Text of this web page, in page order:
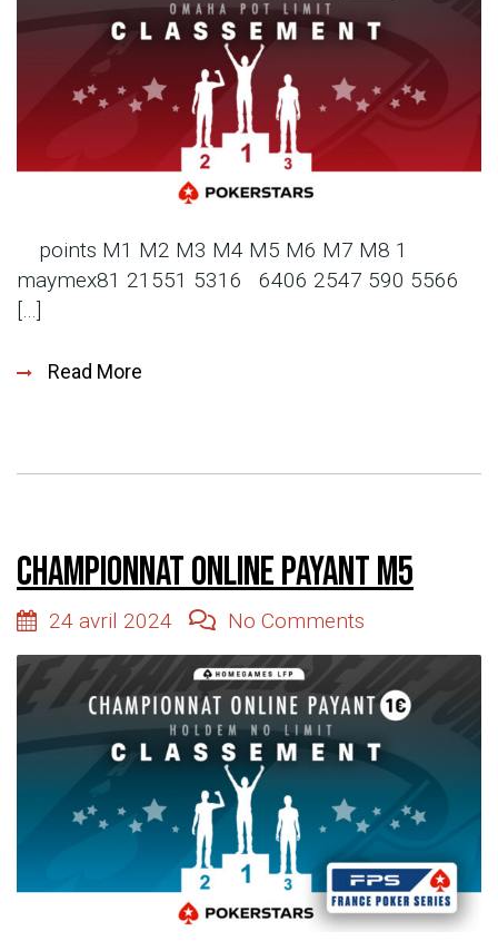
points M1 M2 M3 M4 M5 M6 M7 M8 1
maymex81 21551 5316 6406 2547 590 5566
[…]
Read More
Championnat online payant M5
24 avril 2024 No Comments